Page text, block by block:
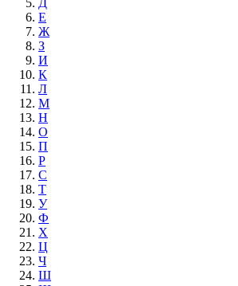
Д
Е
Ж
З
И
К
Л
М
Н
О
П
Р
С
Т
У
Ф
Х
Ц
Ч
Ш